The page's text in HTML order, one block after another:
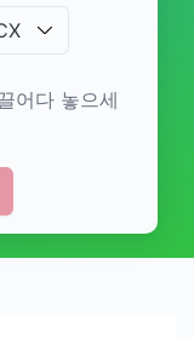
어다 놓으세